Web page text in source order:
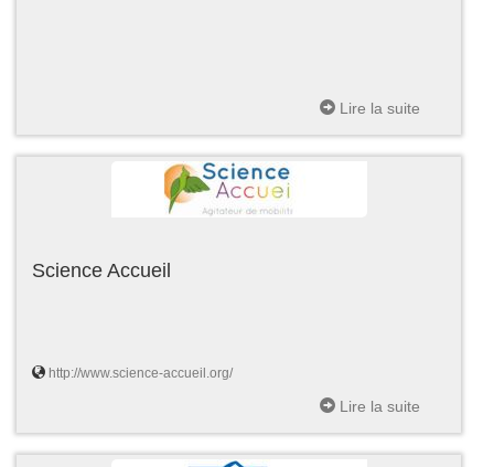
Lire la suite
Science Accueil
http://www.science-accueil.org/
Lire la suite